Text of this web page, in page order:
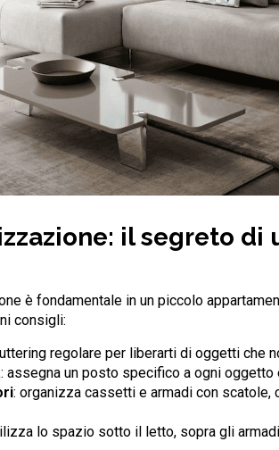
il segreto di
è fondamentale in un piccolo
consigli:
regolare per liberarti di oggetti che
: assegna un posto specifico a ogni
: organizza cassetti e armadi con
lo spazio sotto il letto, sopra gli